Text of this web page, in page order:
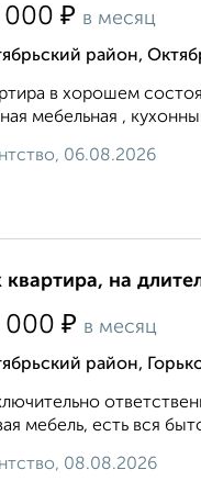
000 ₽ в месяц
район,
в хорошем
мебельная ,
06.08.2026
квартира, на
000 ₽ в месяц
район,
мебель, есть вся
08.08.2026